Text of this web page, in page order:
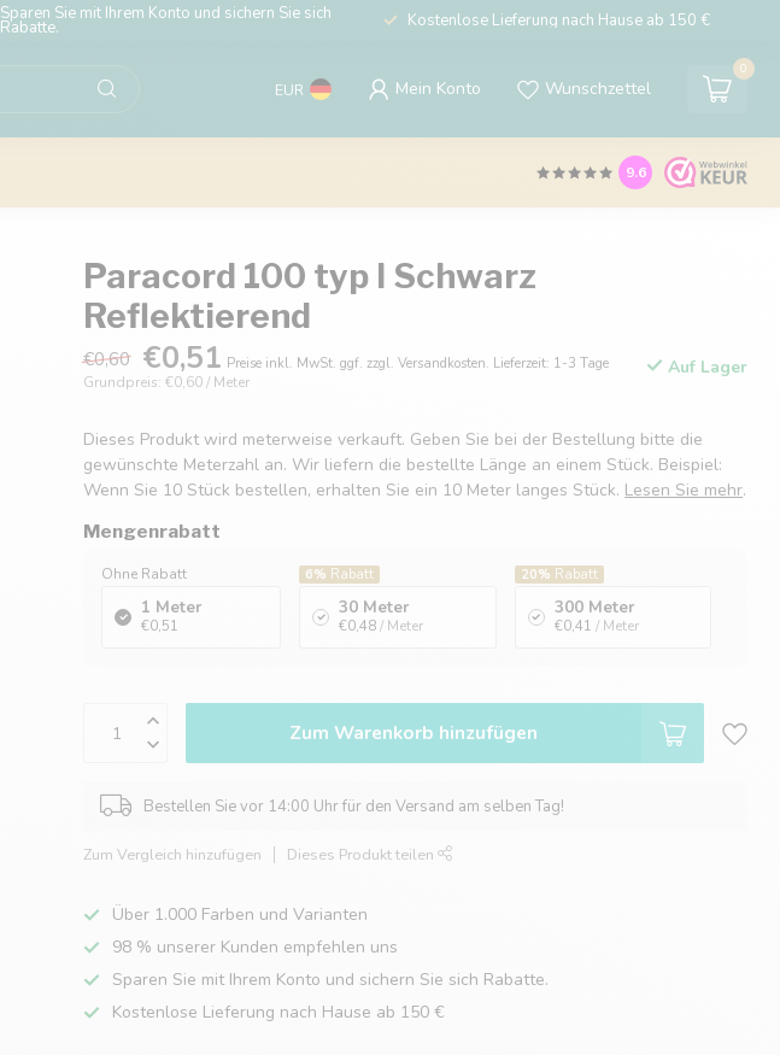
Sparen Sie mit Ihrem Konto und sichern Sie sich
Rabatte. Kostenlose Lieferung nach Hause ab 150 €
EUR Mein Konto Wunschzettel
0
9.6
Paracord 100 typ I Schwarz
Reflektierend
€0,60 €0,51 Preise inkl. MwSt. ggf. zzgl. Versandkosten. Lieferzeit: 1-3 Tage
Grundpreis: €0,60 / Meter
Auf Lager
Dieses Produkt wird meterweise verkauft. Geben Sie bei der Bestellung bitte die
gewünschte Meterzahl an. Wir liefern die bestellte Länge an einem Stück. Beispiel:
Wenn Sie 10 Stück bestellen, erhalten Sie ein 10 Meter langes Stück. Lesen Sie mehr.
Mengenrabatt
Ohne Rabatt
1 Meter
€0,51
6% Rabatt
30 Meter
€0,48 / Meter
20% Rabatt
300 Meter
€0,41 / Meter
Zum Warenkorb hinzufügen
Bestellen Sie vor 14:00 Uhr für den Versand am selben Tag!
Zum Vergleich hinzufügen Dieses Produkt teilen
Über 1.000 Farben und Varianten
98 % unserer Kunden empfehlen uns
Sparen Sie mit Ihrem Konto und sichern Sie sich Rabatte.
Kostenlose Lieferung nach Hause ab 150 €